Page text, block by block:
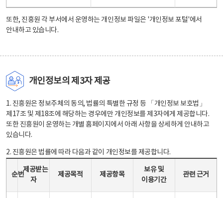
또한, 진흥원 각 부서에서 운영하는 개인정보 파일은 '개인정보 포털'에서
안내하고 있습니다.
개인정보의 제3자 제공
1. 진흥원은 정보주체의 동의, 법률의 특별한 규정 등 「개인정보 보호법」
제17조 및 제18조에 해당하는 경우에만 개인정보를 제3자에게 제공합니다.
또한 진흥원이 운영하는 개별 홈페이지에서 아래 사항을 상세하게 안내하고
있습니다.
2. 진흥원은 법률에 따라 다음과 같이 개인정보를 제공합니다.
순번
제공받는
자
제공목적 제공항목
보유 및
이용기간
관련 근거